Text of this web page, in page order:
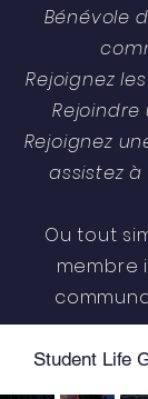
Bénévole
Rejoignez
Rejoignez
assistez
Ou tout
membre
Student Life